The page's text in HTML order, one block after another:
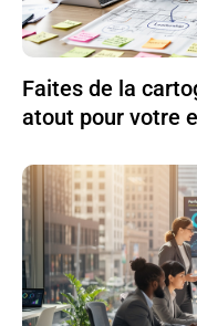
Faites de la
atout pour votre